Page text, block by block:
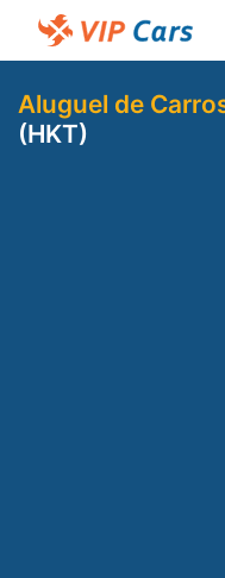
Aluguel de
(HKT)